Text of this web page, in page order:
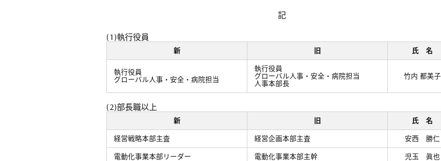
記
(1)執行役員
新 旧 氏 名
執行役員
グローバル人事・安全・病院担当
執行役員
グローバル人事・安全・病院担当
人事本部長
竹内 都美子
(2)部長職以上
新 旧 氏 名
経営戦略本部主査 経営企画本部主査 安西 勝仁
電動化事業本部リーダー 電動化事業本部主幹 児玉 眞也